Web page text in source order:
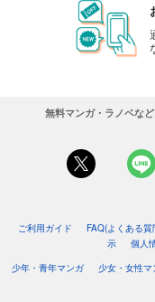
無料マンガ・ラノベな
ご利用ガイド FAQ(よくある質
示
個人
少年・青年マンガ
少女・女性マ